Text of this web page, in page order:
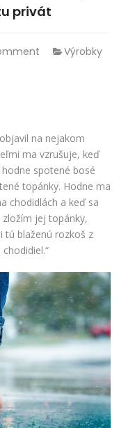
privát
Výrobky
na nejakom
ma vzrušuje, keď
spotené bosé
topánky. Hodne ma
chodidlách a keď sa
jej topánky,
tú blaženú rozkoš z